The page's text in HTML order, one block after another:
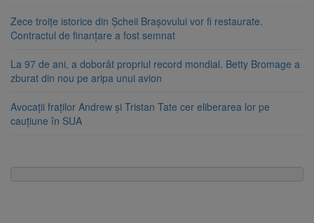
Zece troițe istorice din Șcheii Brașovului vor fi restaurate.
Contractul de finanțare a fost semnat
La 97 de ani, a doborât propriul record mondial. Betty Bromage a
zburat din nou pe aripa unui avion
Avocații fraților Andrew și Tristan Tate cer eliberarea lor pe
cauțiune în SUA